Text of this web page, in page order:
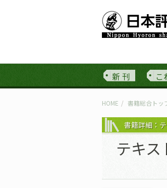
新 刊 こ
HOME 書籍総合トッ
書籍詳細：
テキ